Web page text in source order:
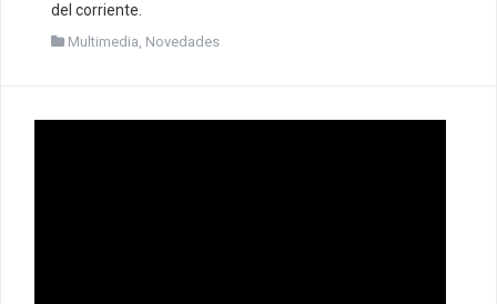
del corriente.
Multimedia, Novedades